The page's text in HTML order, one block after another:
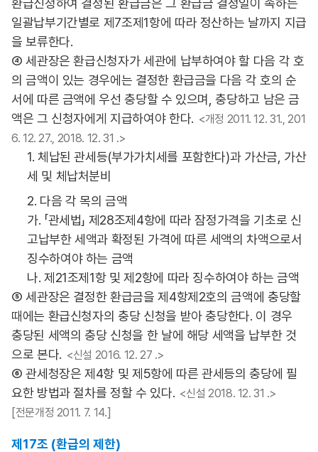
환급신청하여 결정된 환급금은 그 환급금 결정일이 속하는
일괄납부기간별로 제7조제1항에 따라 정산하는 날까지 지급
을 보류한다.
④ 세관장은 환급신청자가 세관에 납부하여야 할 다음 각 호
의 금액이 있는 경우에는 결정한 환급금을 다음 각 호의 순
서에 따른 금액에 우선 충당할 수 있으며, 충당하고 남은 금
액은 그 신청자에게 지급하여야 한다. <개정 2011. 12. 31., 201
6. 12. 27., 2018. 12. 31 .>
1. 체납된 관세등(부가가치세를 포함한다)과 가산금, 가산
세 및 체납처분비
2. 다음 각 목의 금액
가. 「관세법」 제28조제4항에 따라 잠정가격을 기초로 신
고납부한 세액과 확정된 가격에 따른 세액의 차액으로서
징수하여야 하는 금액
나. 제21조제1항 및 제2항에 따라 징수하여야 하는 금액
⑤ 세관장은 결정한 환급금을 제4항제2호의 금액에 충당할
때에는 환급신청자의 충당 신청을 받아 충당한다. 이 경우
충당된 세액의 충당 신청을 한 날에 해당 세액을 납부한 것
으로 본다. <신설 2016. 12. 27 .>
⑥ 관세청장은 제4항 및 제5항에 따른 관세등의 충당에 필
요한 방법과 절차를 정할 수 있다. <신설 2018. 12. 31 .>
[전문개정 2011. 7. 14.]
제17조 (환급의 제한)